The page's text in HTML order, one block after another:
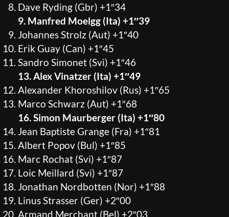
Dave Ryding (Gbr) +1″34
9. Manfred Moelgg (Ita) +1″39
Johannes Strolz (Aut) +1″40
Erik Guay (Can) +1″45
Sandro Simonet (Svi) +1″46
13. Alex Vinatzer (Ita) +1″49
Alexander Khoroshilov (Rus) +1″65
Marco Schwarz (Aut) +1″68
16. Simon Maurberger (Ita) +1″80
Jean Baptiste Grange (Fra) +1″81
Albert Popov (Bul) +1″85
Marc Rochat (Svi) +1″87
Loic Meillard (Svi) +1″87
Jonathan Nordbotten (Nor) +1″88
Linus Strasser (Ger) +2″00
Armand Merchant (Bel) +2″03